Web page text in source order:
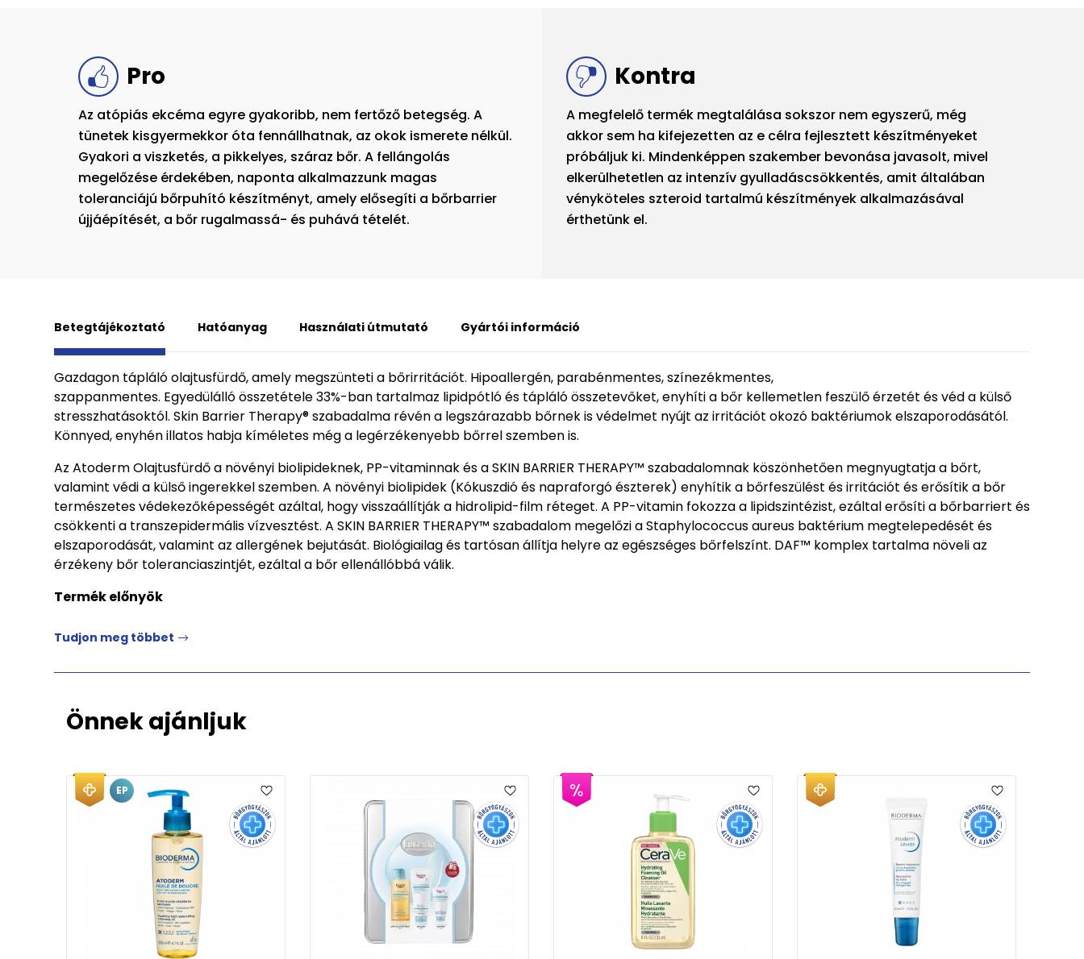
Pro
Az atópiás ekcéma egyre gyakoribb, nem fertőző betegség. A
tünetek kisgyermekkor óta fennállhatnak, az okok ismerete nélkül.
Gyakori a viszketés, a pikkelyes, száraz bőr. A fellángolás
megelőzése érdekében, naponta alkalmazzunk magas
toleranciájú bőrpuhító készítményt, amely elősegíti a bőrbarrier
újjáépítését, a bőr rugalmassá- és puhává tételét.
Kontra
A megfelelő termék megtalálása sokszor nem egyszerű, még
akkor sem ha kifejezetten az e célra fejlesztett készítményeket
próbáljuk ki. Mindenképpen szakember bevonása javasolt, mivel
elkerülhetetlen az intenzív gyulladáscsökkentés, amit általában
vényköteles szteroid tartalmú készítmények alkalmazásával
érthetünk el.
Betegtájékoztató Hatóanyag Használati útmutató Gyártói információ
Gazdagon tápláló olajtusfürdő, amely megszünteti a bőrirritációt. Hipoallergén, parabénmentes, színezékmentes,
szappanmentes. Egyedülálló összetétele 33%-ban tartalmaz lipidpótló és tápláló összetevőket, enyhíti a bőr kellemetlen feszülő érzetét és véd a külső
stresszhatásoktól. Skin Barrier Therapy® szabadalma révén a legszárazabb bőrnek is védelmet nyújt az irritációt okozó baktériumok elszaporodásától.
Könnyed, enyhén illatos habja kíméletes még a legérzékenyebb bőrrel szemben is.
Az Atoderm Olajtusfürdő a növényi biolipideknek, PP-vitaminnak és a SKIN BARRIER THERAPY™ szabadalomnak köszönhetően megnyugtatja a bőrt,
valamint védi a külső ingerekkel szemben. A növényi biolipidek (Kókuszdió és napraforgó észterek) enyhítik a bőrfeszülést és irritációt és erősítik a bőr
természetes védekezőképességét azáltal, hogy visszaállítják a hidrolipid-film réteget. A PP-vitamin fokozza a lipidszintézist, ezáltal erősíti a bőrbarriert és
csökkenti a transzepidermális vízvesztést. A SKIN BARRIER THERAPY™ szabadalom megelőzi a Staphylococcus aureus baktérium megtelepedését és
elszaporodását, valamint az allergének bejutását. Biológiailag és tartósan állítja helyre az egészséges bőrfelszínt. DAF™ komplex tartalma növeli az
érzékeny bőr toleranciaszintjét, ezáltal a bőr ellenállóbbá válik.
Termék előnyök
Tudjon meg többet
Önnek ajánljuk